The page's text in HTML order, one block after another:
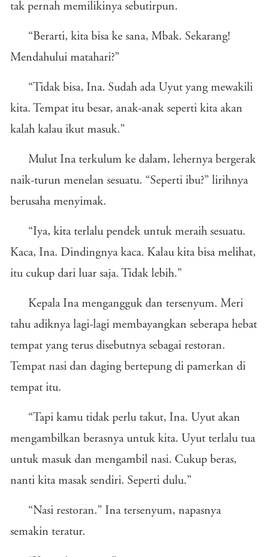
tak pernah memilikinya sebutirpun.
“Berarti, kita bisa ke sana, Mbak. Sekarang!
Mendahului matahari?”
“Tidak bisa, Ina. Sudah ada Uyut yang mewakili
kita. Tempat itu besar, anak-anak seperti kita akan
kalah kalau ikut masuk.”
Mulut Ina terkulum ke dalam, lehernya bergerak
naik-turun menelan sesuatu. “Seperti ibu?” lirihnya
berusaha menyimak.
“Iya, kita terlalu pendek untuk meraih sesuatu.
Kaca, Ina. Dindingnya kaca. Kalau kita bisa melihat,
itu cukup dari luar saja. Tidak lebih.”
Kepala Ina mengangguk dan tersenyum. Meri
tahu adiknya lagi-lagi membayangkan seberapa hebat
tempat yang terus disebutnya sebagai restoran.
Tempat nasi dan daging bertepung di pamerkan di
tempat itu.
“Tapi kamu tidak perlu takut, Ina. Uyut akan
mengambilkan berasnya untuk kita. Uyut terlalu tua
untuk masuk dan mengambil nasi. Cukup beras,
nanti kita masak sendiri. Seperti dulu.”
“Nasi restoran.” Ina tersenyum, napasnya
semakin teratur.